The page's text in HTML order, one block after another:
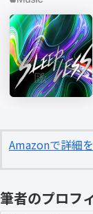
Amazonで詳細
筆者のプロフ